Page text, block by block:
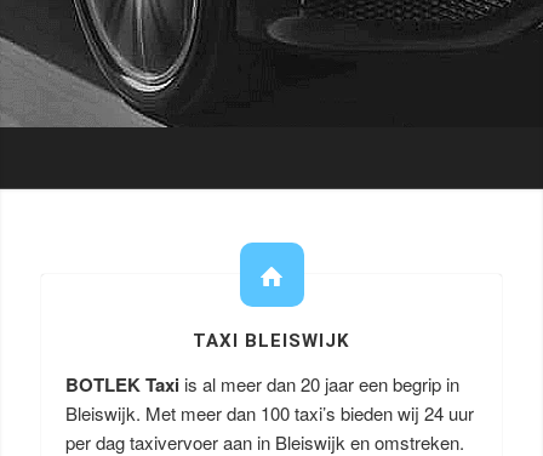
TAXI BLEISWIJK
BOTLEK Taxi is al meer dan 20 jaar een begrip in
Bleiswijk. Met meer dan 100 taxi’s bieden wij 24 uur
per dag taxivervoer aan in Bleiswijk en omstreken.